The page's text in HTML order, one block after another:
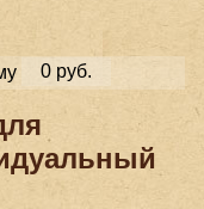
0 руб.